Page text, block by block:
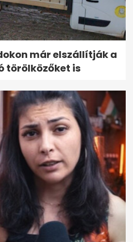
már elszállítják a
törölközőket is